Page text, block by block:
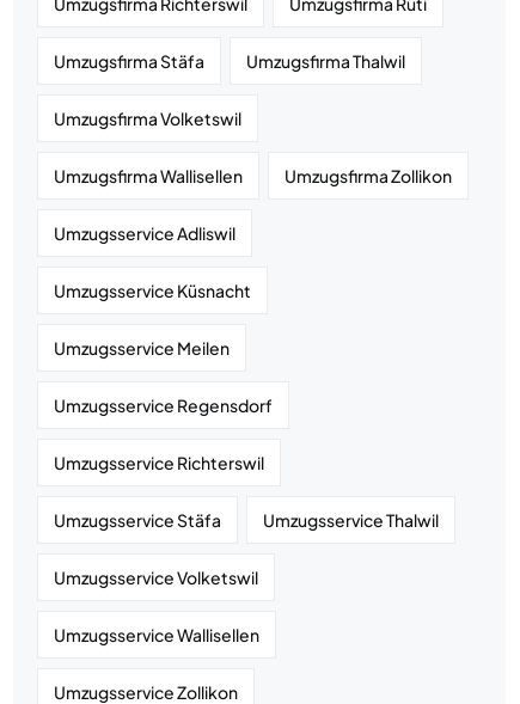
Umzugsfirma Stäfa Umzugsfirma Thalwil
Umzugsfirma Volketswil
Umzugsfirma Wallisellen Umzugsfirma Zollikon
Umzugsservice Adliswil
Umzugsservice Küsnacht
Umzugsservice Meilen
Umzugsservice Regensdorf
Umzugsservice Richterswil
Umzugsservice Stäfa Umzugsservice Thalwil
Umzugsservice Volketswil
Umzugsservice Wallisellen
Umzugsservice Zollikon